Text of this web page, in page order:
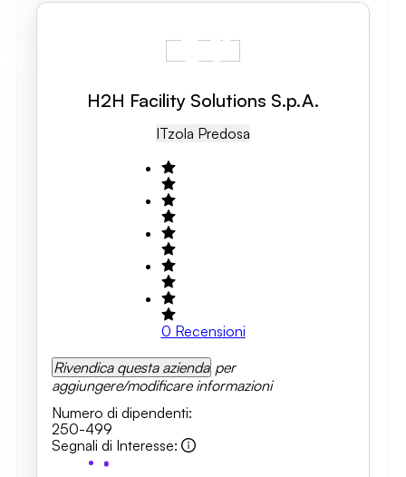
H2H Facility Solutions S.p.A.
ITZola Predosa
0 Recensioni
Rivendica questa azienda per
aggiungere/modificare informazioni
Numero di dipendenti:
250-499
Segnali di Interesse: